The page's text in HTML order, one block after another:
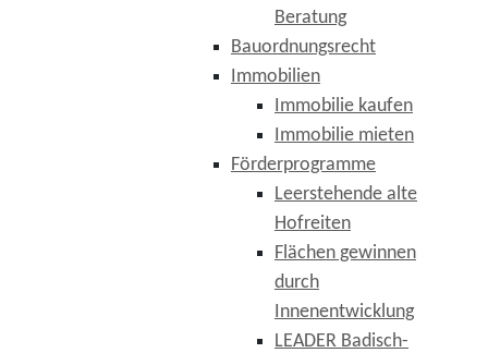
Beratung
Bauordnungsrecht
Immobilien
Immobilie kaufen
Immobilie mieten
Förderprogramme
Leerstehende alte
Hofreiten
Flächen gewinnen
durch
Innenentwicklung
LEADER Badisch-